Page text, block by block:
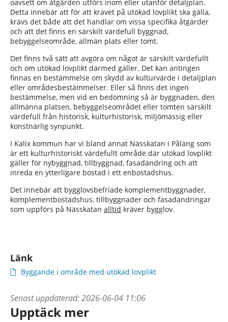
oavsett om åtgärden utförs inom eller utanför detaljplan.
Detta innebär att för att kravet på utökad lovplikt ska gälla,
krävs det både att det handlar om vissa specifika åtgärder
och att det finns en särskilt värdefull byggnad,
bebyggelseområde, allmän plats eller tomt.
Det finns två sätt att avgöra om något är särskilt värdefullt
och om utökad lovplikt därmed gäller. Det kan antingen
finnas en bestämmelse om skydd av kulturvärde i detaljplan
eller områdesbestämmelser. Eller så finns det ingen
bestämmelse, men vid en bedömning så är byggnaden, den
allmänna platsen, bebyggelseområdet eller tomten särskilt
värdefull från historisk, kulturhistorisk, miljömässig eller
konstnärlig synpunkt.
I Kalix kommun har vi bland annat Nässkatan i Påläng som
är ett kulturhistoriskt värdefullt område där utökad lovplikt
gäller för nybyggnad, tillbyggnad, fasadändring och att
inreda en ytterligare bostad i ett enbostadshus.
Det innebär att bygglovsbefriade komplementbyggnader,
komplementbostadshus, tillbyggnader och fasadändringar
som uppförs på Nässkatan alltid kräver bygglov.
Länk
Byggande i område med utökad lovplikt
Senast uppdaterad:2026-06-04 11:06
Upptäck mer